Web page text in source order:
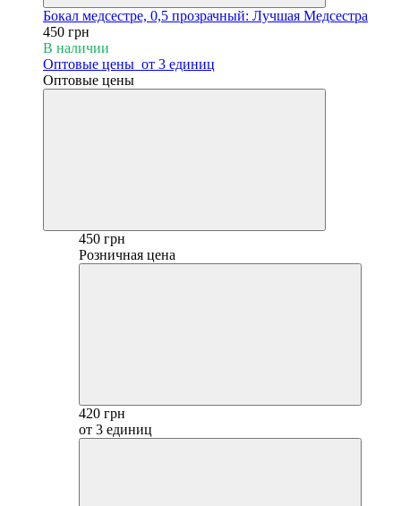
Бокал медсестре, 0,5 прозрачный: Лучшая Медсестра
450 грн
В наличии
Оптовые цены от 3 единиц
Оптовые цены
450 грн
Розничная цена
420 грн
от 3 единиц